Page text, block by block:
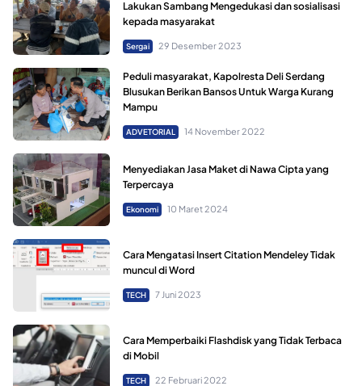
Lakukan Sambang Mengedukasi dan sosialisasi
kepada masyarakat
Sergai 29 Desember 2023
Peduli masyarakat, Kapolresta Deli Serdang
Blusukan Berikan Bansos Untuk Warga Kurang
Mampu
ADVETORIAL 14 November 2022
Menyediakan Jasa Maket di Nawa Cipta yang
Terpercaya
Ekonomi 10 Maret 2024
Cara Mengatasi Insert Citation Mendeley Tidak
muncul di Word
TECH 7 Juni 2023
Cara Memperbaiki Flashdisk yang Tidak Terbaca
di Mobil
TECH 22 Februari 2022